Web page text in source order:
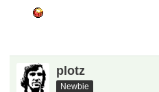
plotz
Newbie